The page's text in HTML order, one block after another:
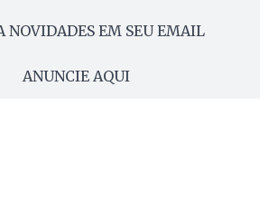
NOVIDADES EM SEU EMAIL
ANUNCIE AQUI